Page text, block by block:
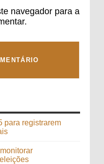
navegador para a
para registrarem